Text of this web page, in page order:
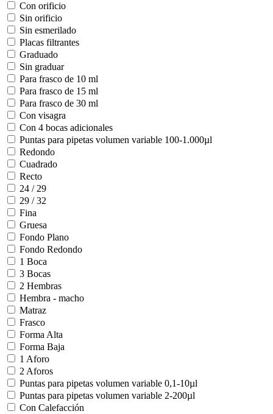
Con orificio
Sin orificio
Sin esmerilado
Placas filtrantes
Graduado
Sin graduar
Para frasco de 10 ml
Para frasco de 15 ml
Para frasco de 30 ml
Con visagra
Con 4 bocas adicionales
Puntas para pipetas volumen variable 100-1.000µl
Redondo
Cuadrado
Recto
24 / 29
29 / 32
Fina
Gruesa
Fondo Plano
Fondo Redondo
1 Boca
3 Bocas
2 Hembras
Hembra - macho
Matraz
Frasco
Forma Alta
Forma Baja
1 Aforo
2 Aforos
Puntas para pipetas volumen variable 0,1-10µl
Puntas para pipetas volumen variable 2-200µl
Con Calefacción